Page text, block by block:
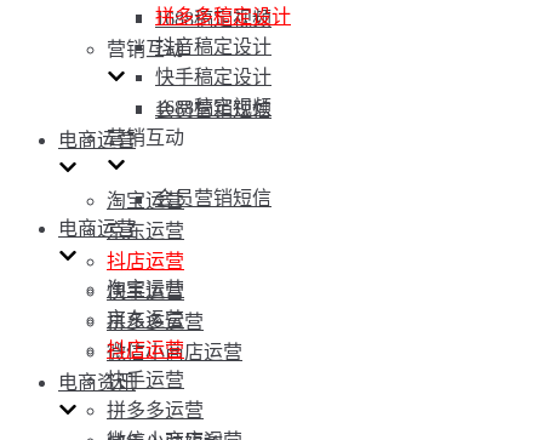
1688稿定视频
营销互动
会员营销短信
电商运营
淘宝运营
京东运营
抖店运营
快手运营
拼多多运营
微信小商店运营
电商资讯
拼多多稿定设计
抖音稿定设计
快手稿定设计
1688稿定视频
营销互动
会员营销短信
电商运营
淘宝运营
京东运营
抖店运营
快手运营
拼多多运营